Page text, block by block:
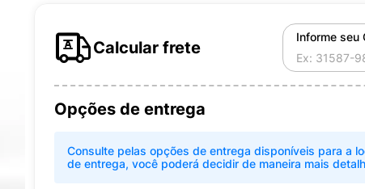
Calcular frete
Informe seu
Opções de entrega
Consulte pelas opções de entrega disponíveis para a
de entrega, você poderá decidir de maneira mais